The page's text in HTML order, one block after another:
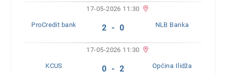
17-05-2026 11:30
ProCredit bank 2 - 0 NLB Banka
17-05-2026 11:30
KCUS 0 - 2 Općina Ilidža